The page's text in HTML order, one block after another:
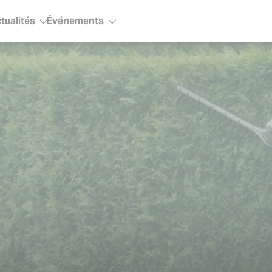
menuÉvénementsSous-menu